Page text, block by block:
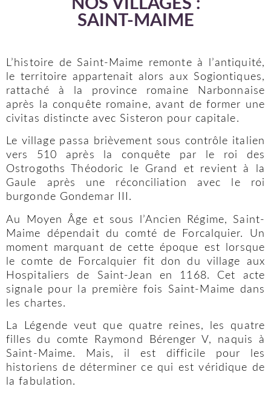
NOS VILLAGES :
SAINT-MAIME
L’histoire de Saint-Maime remonte à l’antiquité,
le territoire appartenait alors aux Sogiontiques,
rattaché à la province romaine Narbonnaise
après la conquête romaine, avant de former une
civitas distincte avec Sisteron pour capitale.
Le village passa brièvement sous contrôle italien
vers 510 après la conquête par le roi des
Ostrogoths Théodoric le Grand et revient à la
Gaule après une réconciliation avec le roi
burgonde Gondemar III.
Au Moyen Âge et sous l’Ancien Régime, Saint-
Maime dépendait du comté de Forcalquier. Un
moment marquant de cette époque est lorsque
le comte de Forcalquier fit don du village aux
Hospitaliers de Saint-Jean en 1168. Cet acte
signale pour la première fois Saint-Maime dans
les chartes.
La Légende veut que quatre reines, les quatre
filles du comte Raymond Bérenger V, naquis à
Saint-Maime. Mais, il est difficile pour les
historiens de déterminer ce qui est véridique de
la fabulation.